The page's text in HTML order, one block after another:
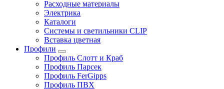
Расходные материалы
Электрика
Каталоги
Системы и светильники CLIP
Вставка цветная
Профили
Профиль Слотт и Краб
Профиль Парсек
Профиль FerGipps
Профиль ПВХ